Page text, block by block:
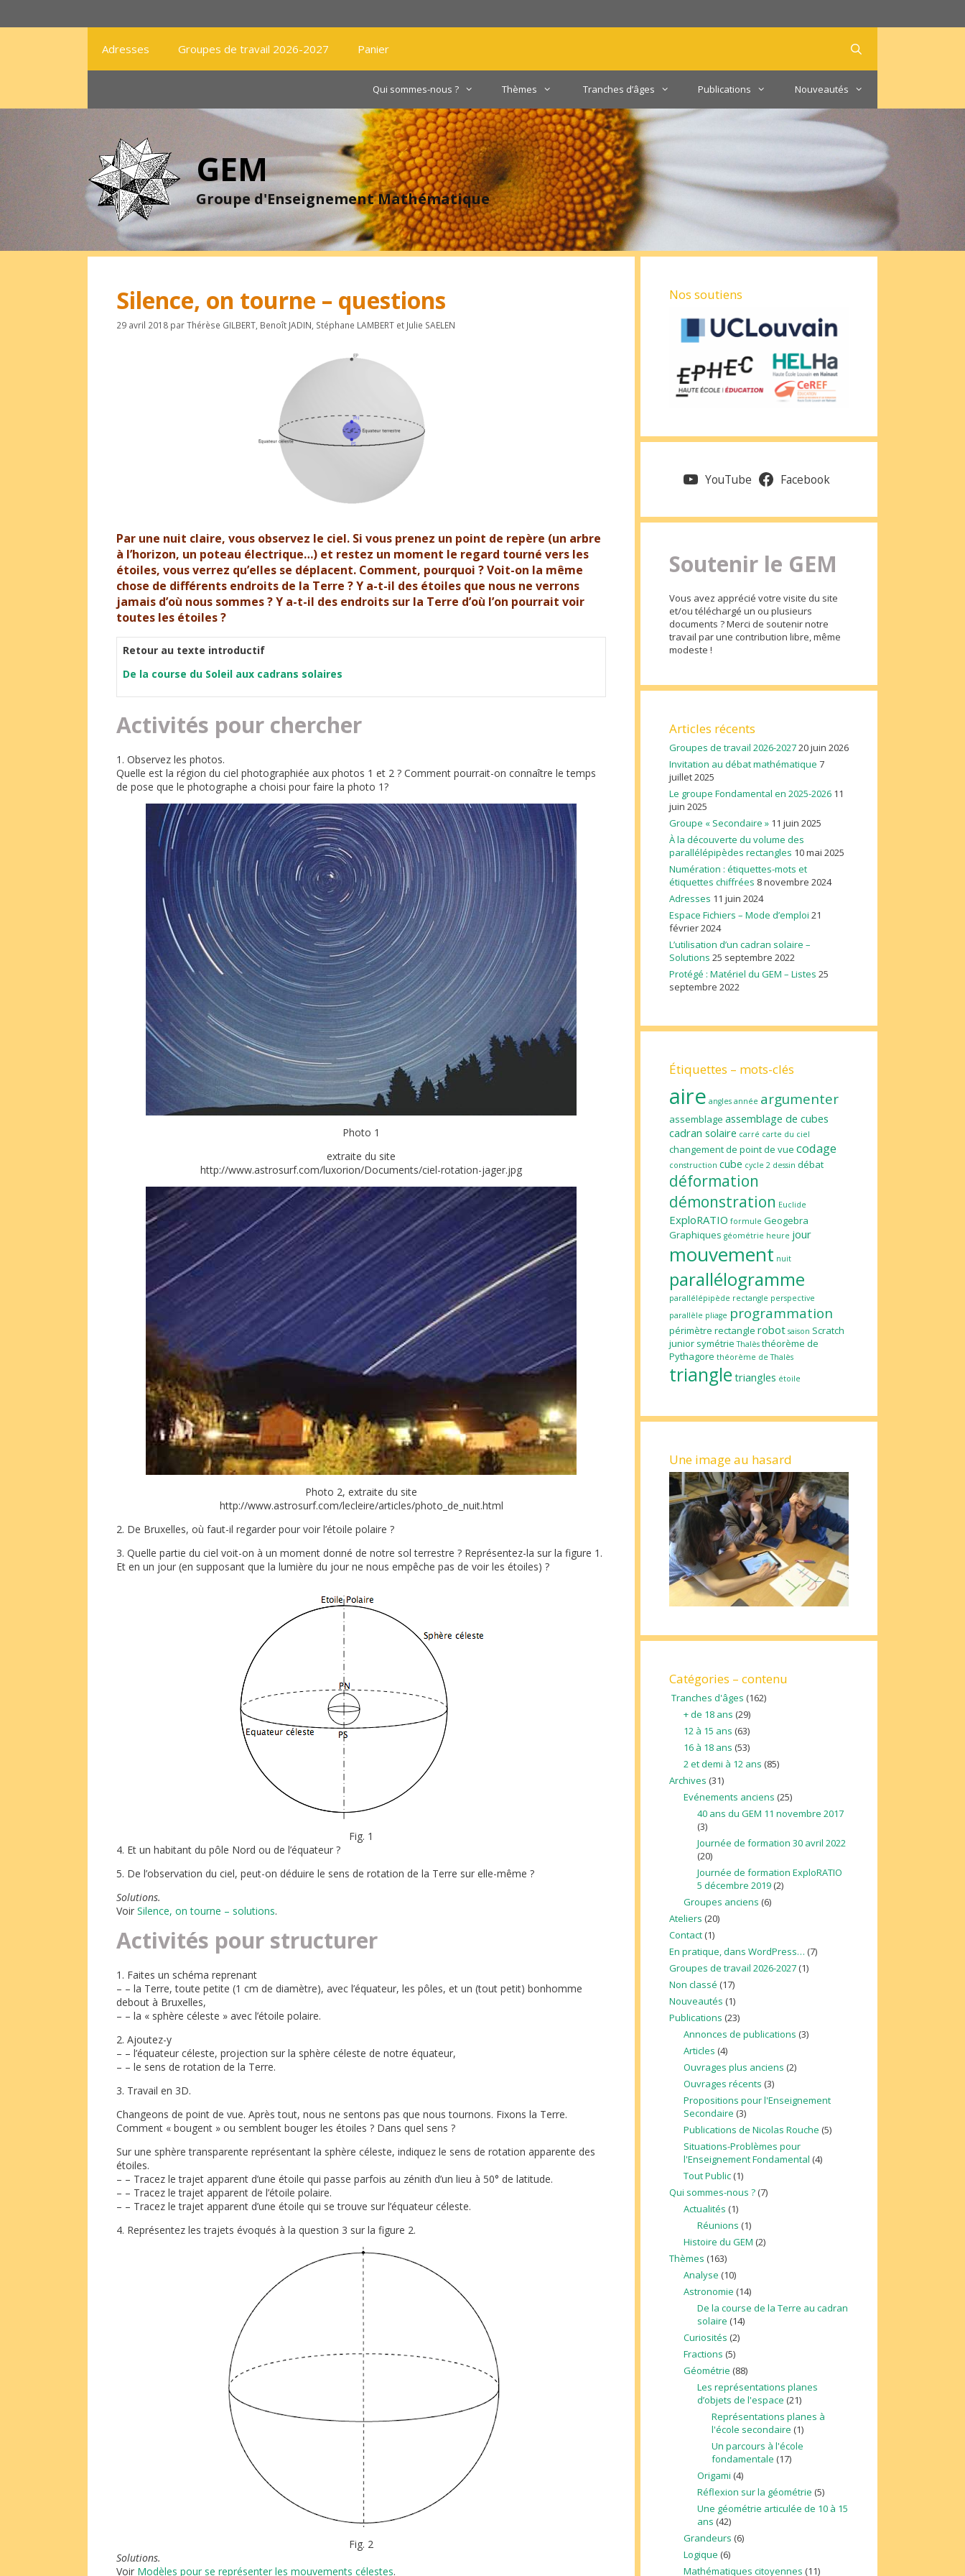
Adresses Groupes de travail 2026-2027 Panier
Qui sommes-nous ? Thèmes Tranches d’âges Publications Nouveautés
GEM
Groupe d'Enseignement Mathématique
Silence, on tourne – questions
29 avril 2018 parThérèse GILBERT Benoît JADIN Stéphane LAMBERT et Julie SAELEN
Par une nuit claire, vous observez le ciel. Si vous prenez un point de repère (un arbre
à l’horizon, un poteau électrique…) et restez un moment le regard tourné vers les
étoiles, vous verrez qu’elles se déplacent. Comment, pourquoi ? Voit-on la même
chose de différents endroits de la Terre ? Y a-t-il des étoiles que nous ne verrons
jamais d’où nous sommes ? Y a-t-il des endroits sur la Terre d’où l’on pourrait voir
toutes les étoiles ?
Retour au texte introductif
De la course du Soleil aux cadrans solaires
Activités pour chercher
1. Observez les photos.
Quelle est la région du ciel photographiée aux photos 1 et 2 ? Comment pourrait-on connaître le temps
de pose que le photographe a choisi pour faire la photo 1?
Photo 1
extraite du site
http://www.astrosurf.com/luxorion/Documents/ciel-rotation-jager.jpg
Photo 2, extraite du site
http://www.astrosurf.com/lecleire/articles/photo_de_nuit.html
2. De Bruxelles, où faut-il regarder pour voir l’étoile polaire ?
3. Quelle partie du ciel voit-on à un moment donné de notre sol terrestre ? Représentez-la sur la figure 1.
Et en un jour (en supposant que la lumière du jour ne nous empêche pas de voir les étoiles) ?
Fig. 1
4. Et un habitant du pôle Nord ou de l’équateur ?
5. De l’observation du ciel, peut-on déduire le sens de rotation de la Terre sur elle-même ?
Solutions.
Voir Silence, on tourne – solutions.
Activités pour structurer
1. Faites un schéma reprenant
– – la Terre, toute petite (1 cm de diamètre), avec l’équateur, les pôles, et un (tout petit) bonhomme
debout à Bruxelles,
– – la « sphère céleste » avec l’étoile polaire.
2. Ajoutez-y
– – l’équateur céleste, projection sur la sphère céleste de notre équateur,
– – le sens de rotation de la Terre.
3. Travail en 3D.
Changeons de point de vue. Après tout, nous ne sentons pas que nous tournons. Fixons la Terre.
Comment « bougent » ou semblent bouger les étoiles ? Dans quel sens ?
Sur une sphère transparente représentant la sphère céleste, indiquez le sens de rotation apparente des
étoiles.
– – Tracez le trajet apparent d’une étoile qui passe parfois au zénith d’un lieu à 50° de latitude.
– – Tracez le trajet apparent de l’étoile polaire.
– – Tracez le trajet apparent d’une étoile qui se trouve sur l’équateur céleste.
4. Représentez les trajets évoqués à la question 3 sur la figure 2.
Fig. 2
Solutions.
Voir Modèles pour se représenter les mouvements célestes.
Nos soutiens
YouTube Facebook
Soutenir le GEM
Vous avez apprécié votre visite du site
et/ou téléchargé un ou plusieurs
documents ? Merci de soutenir notre
travail par une contribution libre, même
modeste !
Articles récents
Groupes de travail 2026-202720 juin 2026
Invitation au débat mathématique 7
juillet 2025
Le groupe Fondamental en 2025-2026 11
juin 2025
Groupe « Secondaire » 11 juin 2025
À la découverte du volume des
parallélépipèdes rectangles 10 mai 2025
Numération : étiquettes-mots et
étiquettes chiffrées 8 novembre 2024
Adresses 11 juin 2024
Espace Fichiers – Mode d’emploi 21
février 2024
L’utilisation d’un cadran solaire –
Solutions 25 septembre 2022
Protégé : Matériel du GEM – Listes 25
septembre 2022
Étiquettes – mots-clés
aire angles année argumenter
assemblage assemblage de cubes
cadran solaire carré carte du ciel
changement de point de vue codage
construction cube cycle 2 dessin débat
déformation
démonstration Euclide
ExploRATIO formule Geogebra
Graphiques géométrie heure jour
mouvement nuit
parallélogramme
parallélépipède rectangle perspective
parallèle pliage programmation
périmètre rectangle robot saison Scratch
junior symétrie Thalès théorème de
Pythagore théorème de Thalès
triangle triangles étoile
Une image au hasard
Catégories – contenu
Tranches d'âges (162)
+ de 18 ans (29)
12 à 15 ans (63)
16 à 18 ans (53)
2 et demi à 12 ans (85)
Archives (31)
Evénements anciens (25)
40 ans du GEM 11 novembre 2017
(3)
Journée de formation 30 avril 2022
(20)
Journée de formation ExploRATIO
5 décembre 2019 (2)
Groupes anciens (6)
Ateliers (20)
Contact (1)
En pratique, dans WordPress… (7)
Groupes de travail 2026-2027 (1)
Non classé (17)
Nouveautés (1)
Publications (23)
Annonces de publications (3)
Articles (4)
Ouvrages plus anciens (2)
Ouvrages récents (3)
Propositions pour l'Enseignement
Secondaire (3)
Publications de Nicolas Rouche (5)
Situations-Problèmes pour
l'Enseignement Fondamental (4)
Tout Public(1)
Qui sommes-nous ? (7)
Actualités (1)
Réunions (1)
Histoire du GEM (2)
Thèmes (163)
Analyse (10)
Astronomie (14)
De la course de la Terre au cadran
solaire (14)
Curiosités (2)
Fractions (5)
Géométrie (88)
Les représentations planes
d’objets de l'espace (21)
Représentations planes à
l'école secondaire (1)
Un parcours à l'école
fondamentale (17)
Origami (4)
Réflexion sur la géométrie (5)
Une géométrie articulée de 10 à 15
ans (42)
Grandeurs (6)
Logique (6)
Mathématiques citoyennes (11)